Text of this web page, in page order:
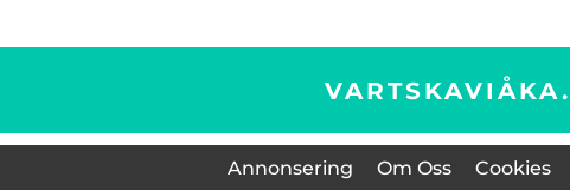
VARTSKAVIÅKA.
Annonsering Om Oss Cookies